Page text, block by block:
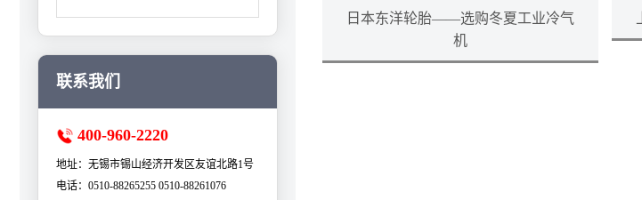
日本东洋轮胎——选购冬夏工业冷气
机
联系我们
400-960-2220
地址：无锡市锡山经济开发区友谊北路1号
电话：0510-88265255 0510-88261076